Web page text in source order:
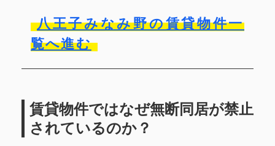
八王子みなみ野の賃貸物件一
覧へ進む
賃貸物件ではなぜ無断同居が禁止
されているのか？